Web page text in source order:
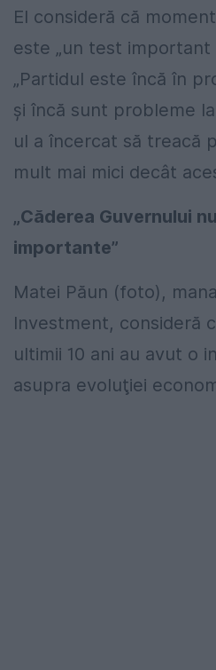
El consideră că
este „un test important
„Partidul este încă în
și încă sunt probleme
ul a încercat să treacă
mult mai mici decât
„Căderea Guvernului
importante”
Matei Păun (foto),
Investment, consideră
ultimii 10 ani au avut o
asupra evoluţiei